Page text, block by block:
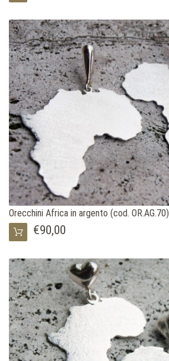
Orecchini Africa in argento (cod. OR.AG.70)
€90,00